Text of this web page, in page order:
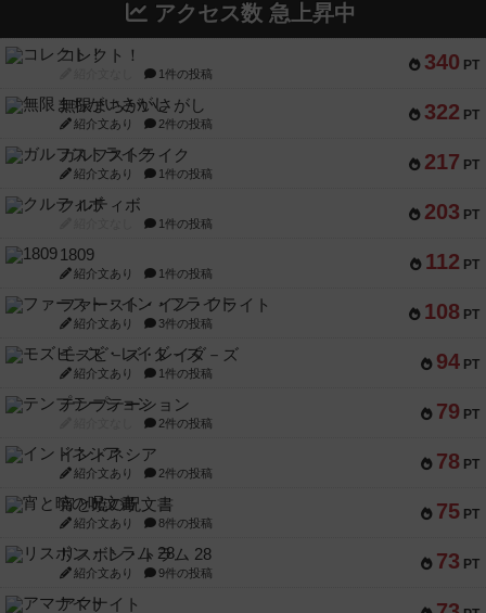
アクセス数 急上昇中
340 PT
コレクト！
1件の投稿
322 PT
無限まちがいさがし
紹介文あり 2件の投稿
217 PT
ガルフストライク
紹介文あり 1件の投稿
203 PT
クルティボ
1件の投稿
112 PT
1809
紹介文あり 1件の投稿
108 PT
ファースト・イン・フライト
紹介文あり 3件の投稿
94 PT
モズビ－ズ・レイダ－ズ
紹介文あり 1件の投稿
79 PT
テンプテーション
2件の投稿
78 PT
インドネシア
紹介文あり 2件の投稿
75 PT
宵と暁の呪文書
紹介文あり 8件の投稿
73 PT
リスボン・トラム 28
紹介文あり 9件の投稿
アマナイト